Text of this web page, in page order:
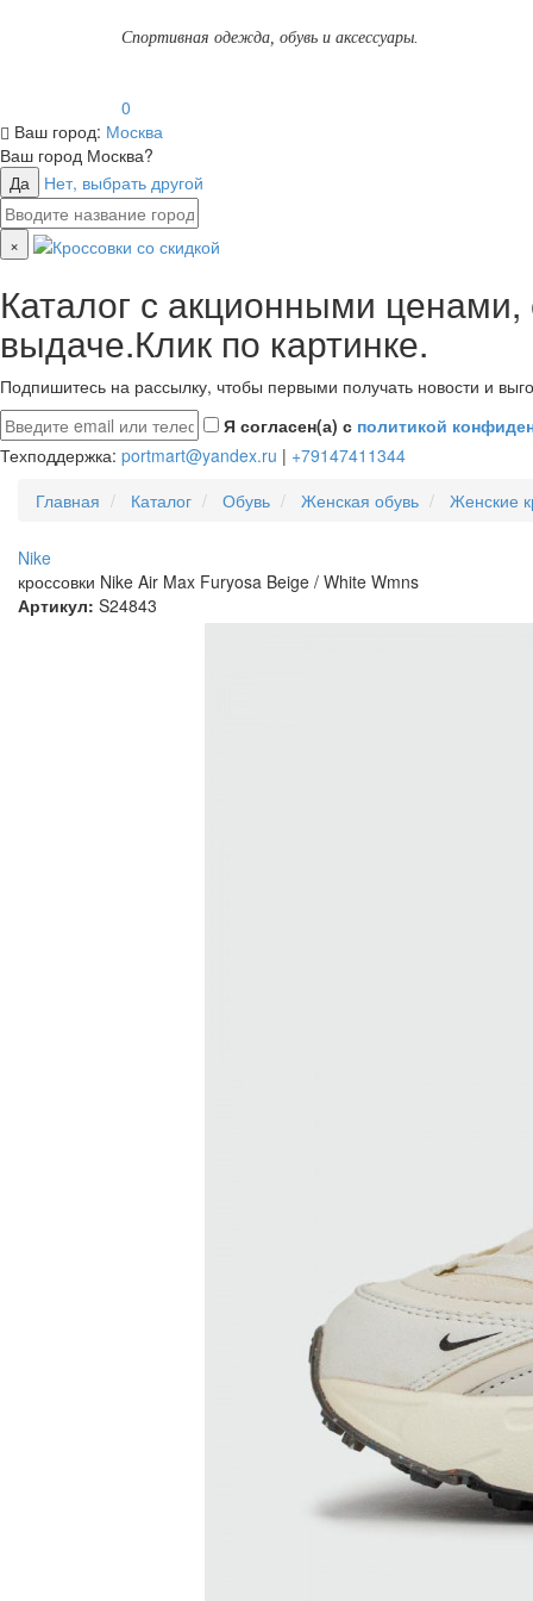
Спортивная одежда, обувь и аксессуары.
0
Ваш город: Москва
Ваш город Москва?
Да
Нет, выбрать другой
×
Каталог с акционными
выдаче.Клик по картинке.
Подпишитесь на рассылку, чтобы первыми получать новости и
Я согласен(а) с политикой
Техподдержка: portmart@yandex.ru | +79147411344
Главная
Каталог Обувь Женская обувь Женские
Nike
кроссовки Nike Air Max Furyosa Beige / White Wmns
Артикул: S24843